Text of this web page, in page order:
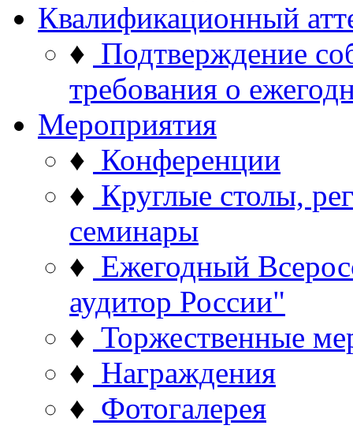
Квалификационный
♦ Подтверждение
требования о
Мероприятия
♦ Конференции
♦ Круглые столы,
семинары
♦ Ежегодный
аудитор России"
♦ Торжественные
♦ Награждения
♦ Фотогалерея